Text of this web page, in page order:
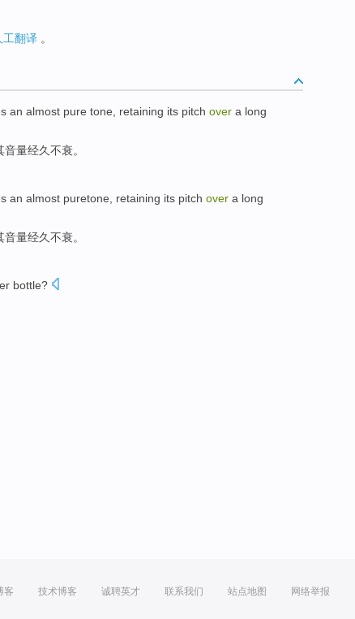
工翻译 。
an almost pure tone , retaining its pitch over a long
音量经久不衰。
an almost puretone, retaining its pitch over a long
音量经久不衰。
bottle?
客 技术博客 诚聘英才 联系我们 站点地图 网络举报